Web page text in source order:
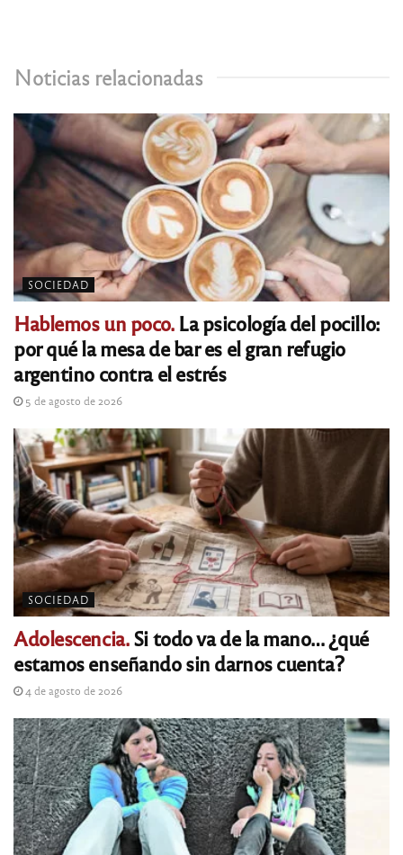
Noticias relacionadas
SOCIEDAD
Hablemos un poco.La psicología del pocillo:
por qué la mesa de bar es el gran refugio
argentino contra el estrés
5 de agosto de 2026
SOCIEDAD
Adolescencia.Si todo va de la mano… ¿qué
estamos enseñando sin darnos cuenta?
4 de agosto de 2026